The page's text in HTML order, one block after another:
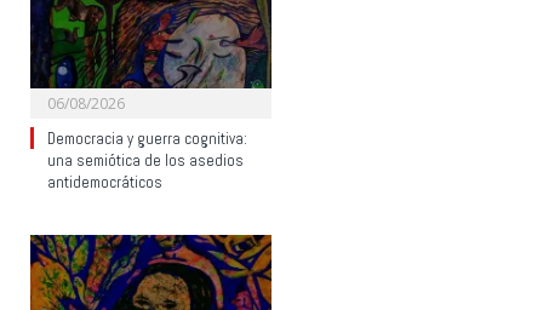
06/08/2026
Democracia y guerra cognitiva:
una semiótica de los asedios
antidemocráticos